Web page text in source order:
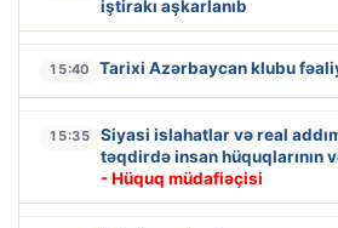
iştirakı aşkarlanıb
15:40 Tarixi Azərbaycan klubu
15:35
Siyasi islahatlar və real
təqdirdə insan hüquqlarının
- Hüquq müdafiəçisi